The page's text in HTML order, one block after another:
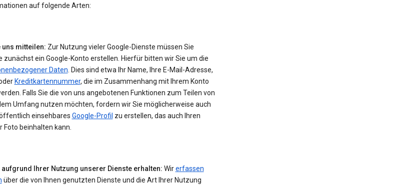
auf folgende Arten:
uns mitteilen: Zur Nutzung vieler Google-Dienste müssen Sie
zunächst ein Google-Konto erstellen. Hierfür bitten wir Sie um die
Daten. Dies sind etwa Ihr Name, Ihre E-Mail-Adresse,
Kreditkartennummer, die im Zusammenhang mit Ihrem Konto
Falls Sie die von uns angebotenen Funktionen zum Teilen von
Umfang nutzen möchten, fordern wir Sie möglicherweise auch
einsehbares Google-Profil zu erstellen, das auch Ihren
Foto beinhalten kann.
aufgrund Ihrer Nutzung unserer Dienste erhalten: Wirerfassen
über die von Ihnen genutzten Dienste und die Art Ihrer Nutzung